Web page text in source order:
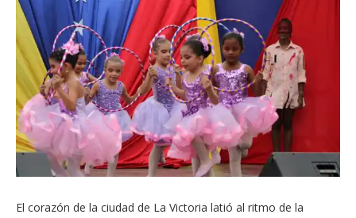
El corazón de la ciudad de La Victoria latió al ritmo de la